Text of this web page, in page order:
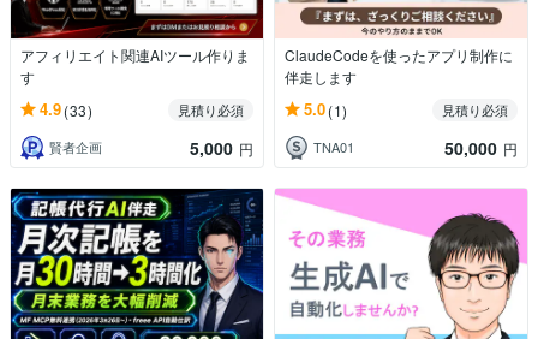
アフィリエイト関連AIツール作りま
す
4.9(33)
見積り必須
賢者企画
5,000 円
ClaudeCodeを使ったアプリ制作に
伴走します
5.0(1)
見積り必須
TNA01
50,000 円